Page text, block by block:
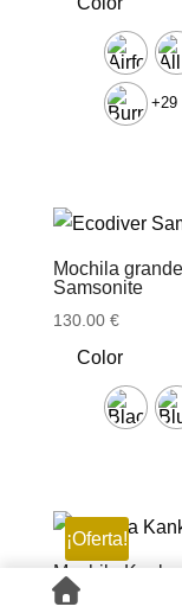
de 5
+29
Mochila
Samsonite
130.00 €
Color
¡Oferta!
Mochila